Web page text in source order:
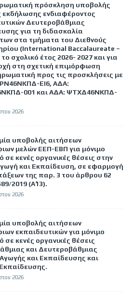
πρόσκληση υποβολής
εκδήλωσης ενδιαφέροντος
Δευτεροβάθμιας
για τη διδασκαλία
στα τμήματα του Διεθνούς
(International Baccalaureate –
σχολικό έτος 2026- 2027 και για
στη σχετική επιμόρφωση
προς τις προσκλήσεις με
ΕΙ6, ΑΔΑ:
001 και ΑΔΑ: ΨΤΧΔ46ΝΚΠΔ-
2026
υποβολής αιτήσεων
μελών ΕΕΠ-ΕΒΠ για μόνιμο
σε κενές οργανικές θέσεις στην
και Εκπαίδευση, σε εφαρμογή
της παρ. 3 του άρθρου 62
2019 (Α΄13).
2026
υποβολής αιτήσεων
εκπαιδευτικών για μόνιμο
σε κενές οργανικές θέσεις
και Δευτεροβάθμιας
Αγωγής και Εκπαίδευσης και
Εκπαίδευσης.
2026